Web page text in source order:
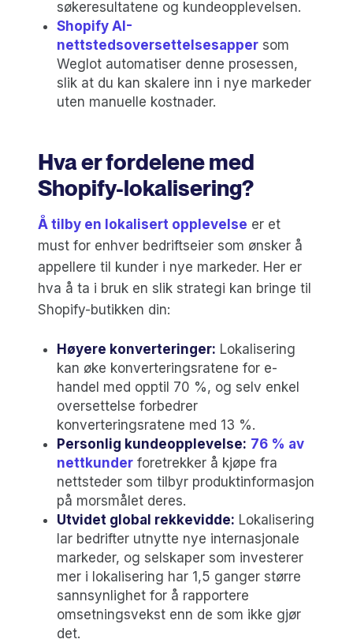
søkeresultatene og kundeopplevelsen.
Shopify AI-
nettstedsoversettelsesapper som
Weglot automatiser denne prosessen,
slik at du kan skalere inn i nye markeder
uten manuelle kostnader.
Hva er fordelene med
Shopify-lokalisering?
Å tilby en lokalisert opplevelse er et
must for enhver bedriftseier som ønsker å
appellere til kunder i nye markeder. Her er
hva å ta i bruk en slik strategi kan bringe til
Shopify-butikken din:
Høyere konverteringer: Lokalisering
kan øke konverteringsratene for e-
handel med opptil 70 %, og selv enkel
oversettelse forbedrer
konverteringsratene med 13 %.
Personlig kundeopplevelse: 76 % av
nettkunder foretrekker å kjøpe fra
nettsteder som tilbyr produktinformasjon
på morsmålet deres.
Utvidet global rekkevidde: Lokalisering
lar bedrifter utnytte nye internasjonale
markeder, og selskaper som investerer
mer i lokalisering har 1,5 ganger større
sannsynlighet for å rapportere
omsetningsvekst enn de som ikke gjør
det.